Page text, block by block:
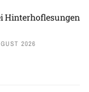
Hinterhoflesungen
2026